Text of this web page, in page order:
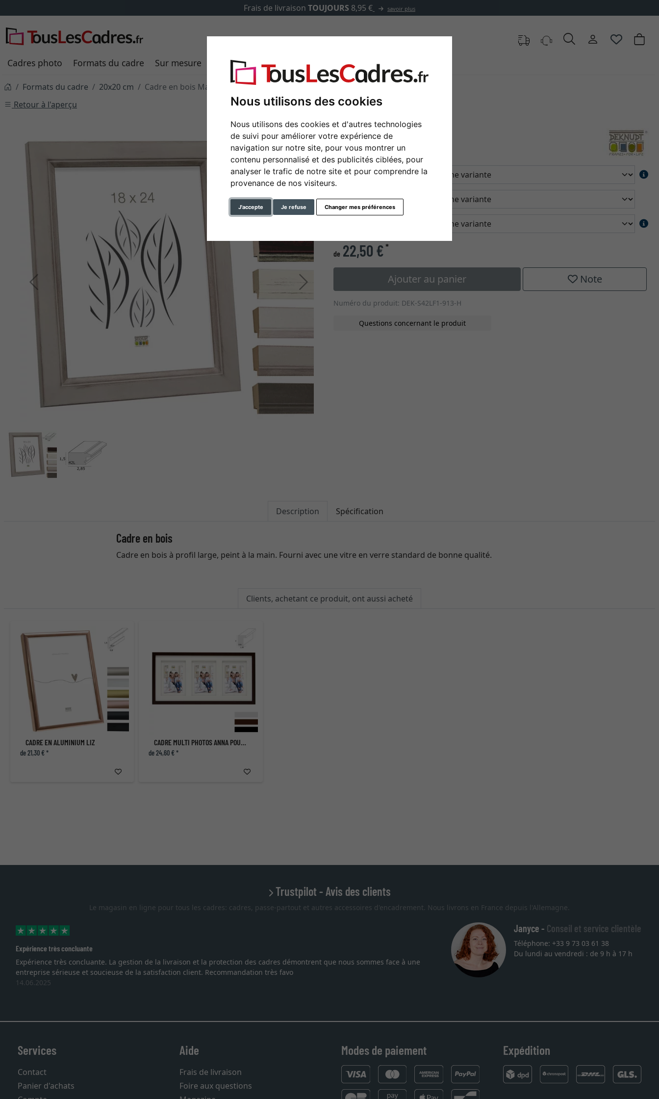
Nous utilisons des cookies
Nous utilisons des cookies et d'autres technologies
de suivi pour améliorer votre expérience de
navigation sur notre site, pour vous montrer un
contenu personnalisé et des publicités ciblées, pour
analyser le trafic de notre site et pour comprendre la
provenance de nos visiteurs.
J'accepte Je refuse Changer mes préférences
Frais de livraison TOUJOURS 8,95 € savoir plus
Cadres photo Formats du cadre Sur mesure Passe-partout Marques Accessoires
Formats du cadre 20x20 cm
Cadre en bois Manon
Retour à l'aperçu
Retour Continuer
Cadre en bois Manon
format
couleur
de 22,50 €*
Ajouter au panier Note
Numéro du produit: DEK-S42LF1-913-H
Questions concernant le produit
Description Spécification
Cadre en bois
Cadre en bois à profil large, peint à la main. Fourni avec une vitre en verre standard de bonne qualité.
Clients, achetant ce produit, ont aussi acheté
CADRE EN ALUMINIUM LIZ
de 21,30 € *
CADRE MULTI PHOTOS ANNA POUR 3 IMAGES AVEC PASSE-PARTOUT DOUBLE
de 24,60 € *
Trustpilot - Avis des clients
Le magasin en ligne pour tous les cadres: cadres, passe-partout et autres accessoires d'encadrement. Nous livrons en France depuis l'Allemagne.
Expérience très concluante
Expérience très concluante. La gestion de la livraison et la protection des cadres démontrent que nous sommes face à une
entreprise sérieuse et soucieuse de la satisfaction client. Recommandation très favo
14.06.2025
Janyce - Conseil et service clientèle
Téléphone: +33 9 73 03 61 38
Du lundi au vendredi : de 9 h à 17 h
Services
Contact
Panier d'achats
Aide
Frais de livraison
Foire aux questions
Modes de paiement Expédition